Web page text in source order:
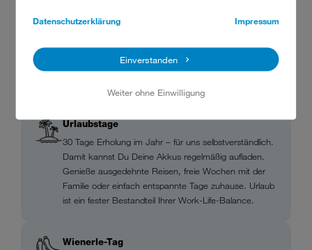
Datenschutzerklärung Impressum
Einverstanden
Weiter ohne Einwilligung
Ausbildungsablauf bei MEIKO.
UNSERE BENEFITS
Urlaubstage
30 Tage Erholung im Jahr – für uns selbstverständlich.
Damit kannst Du Deine Akkus regelmäßig aufladen.
Genieße ausgedehnte Reisen, freie Wochen mit der
Familie oder einfach entspannte Tage zuhause. Urlaub
ist ein fester Bestandteil Ihrer Work-Life-Balance.
Wienerle-Tag